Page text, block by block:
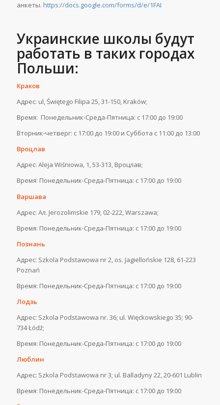
анкеты. https://docs.google.com/forms/d/e/1FAI
Украинские школы будут
работать в таких городах
Польши:
Краков
Адрес: ul, Świętego Filipa 25, 31-150, Kraków;
Время: Понедельник-Среда-Пятница: с 17:00 до 19:00
Вторник-четверг: с 17:00 до 19:00 и Суббота с 11:00 до 13:00
Вроцлав
Адрес: Aleja Wiśniowa, 1, 53-313, Вроцлав;
Время: Понедельник-Среда-Пятница: с 17:00 до 19:00
Варшава
Адрес: Ал. Jerozolimskie 179, 02-222, Warszawa;
Время: Понедельник-Среда-Пятница: с 17:00 до 19:00
Познань
Адрес: Szkola Podstawowa nr 2, os. Jagiellońskie 128, 61-223
Poznań
Время: Понедельник-Среда-Пятница: с 17:00 до 19:00
Лодзь
Адрес: Szkola Podstawowa nr. 36; ul. Więckowskiego 35; 90-
734 Łódź;
Время: Понедельник-Среда-Пятница: с 17:00 до 19:00
Люблин
Адрес: Szkola Podstawowa nr 3; ul. Balladyny 22, 20-601 Lublin
Время: Понедельник-Среда-Пятница: с 17:00 до 19:00